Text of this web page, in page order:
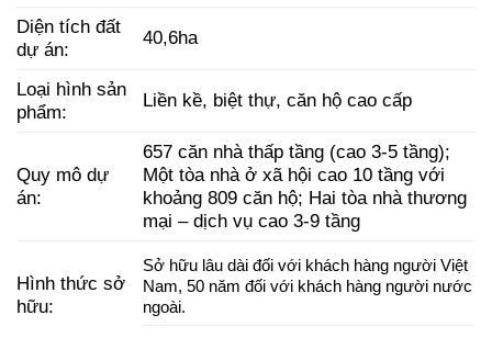
Diện tích đất
dự án:
40,6ha
Loại hình sản
phẩm:
Liền kề, biệt thự, căn hộ cao cấp
Quy mô dự
án:
657 căn nhà thấp tầng (cao 3-5 tầng);
Một tòa nhà ở xã hội cao 10 tầng với
khoảng 809 căn hộ; Hai tòa nhà thương
mại – dịch vụ cao 3-9 tầng
Hình thức sở
hữu:
Sở hữu lâu dài đối với khách hàng người Việt
Nam, 50 năm đối với khách hàng người nước
ngoài.